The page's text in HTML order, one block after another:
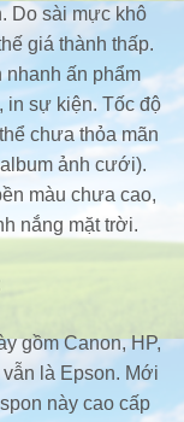
Do sài mực khô
giá thành thấp.
nhanh ấn phẩm
in sự kiện. Tốc độ
chưa thỏa mãn
ảnh cưới).
màu chưa cao,
nắng mặt trời.
gồm Canon, HP,
là Epson. Mới
này cao cấp